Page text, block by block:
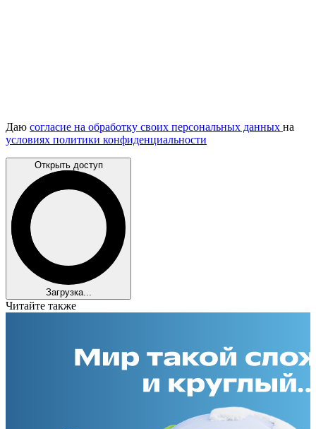
Даю согласие на обработку своих персональных данных на
условиях политики конфиденциальности
Открыть доступ
Загрузка...
Читайте также